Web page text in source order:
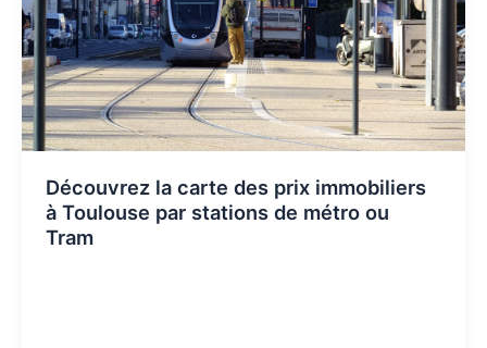
Découvrez la carte des prix immobiliers
à Toulouse par stations de métro ou
Tram